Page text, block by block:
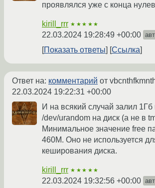
проявлялся уже с конца
kirill_rrr ★★★★★
22.03.2024 19:28:49 +00:00
Показать ответы Ссылка
Ответ на: комментарий от
22.03.2024 19:22:31 +00:00
И на всякий случай залил 1Гб
/dev/urandom на диск (а не в
Минимальное значение free
460М. Оно не используется
кеширования диска.
kirill_rrr ★★★★★
22.03.2024 19:32:56 +00:00